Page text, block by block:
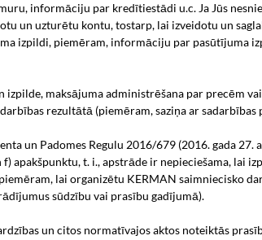
informāciju par kredītiestādi u.c. Ja Jūs
un uzturētu kontu, tostarp, lai izveidotu un
izpildi, piemēram, informāciju par pasūtījuma
maksājuma administrēšana par precēm vai
rezultātā (piemēram, saziņa ar sadarbības
un Padomes Regulu 2016/679 (2016. gada 27.
apakšpunktu, t. i., apstrāde ir nepieciešama, lai
lai organizētu KERMAN saimniecisko
sūdzību vai prasību gadījumā).
un citos normatīvajos aktos noteiktās